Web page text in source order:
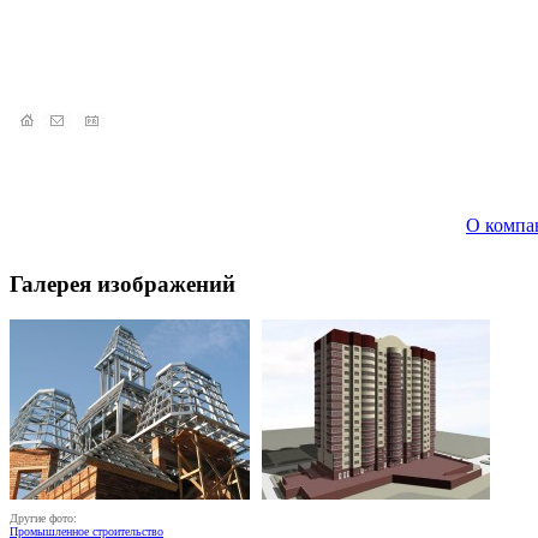
О
Галерея изображений
Другие фото:
Промышленное строительство